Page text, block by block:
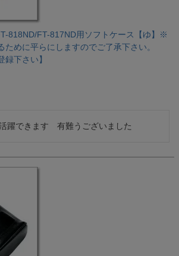
818ND/FT-817ND用ソフトケース【ゆ】※
ために平らにしますのでご了承下さい。
録下さい】
躍できます　有難うございました